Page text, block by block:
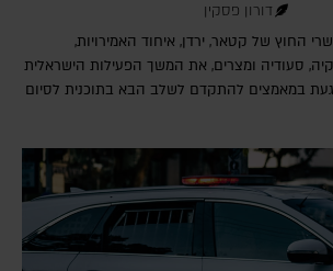
דורון פסקין
החוץ של קטאר, ירדן, איחוד האמירויות,
סעודיה ומצרים, את המשך הפעילות הישראלית
במאמצים להתקדם לשלב הבא בתוכנית לסיום